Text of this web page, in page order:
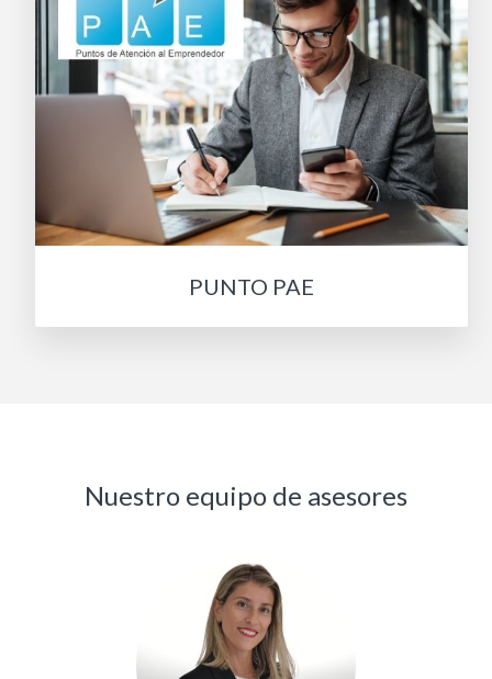
PUNTO PAE
Nuestro equipo de asesores